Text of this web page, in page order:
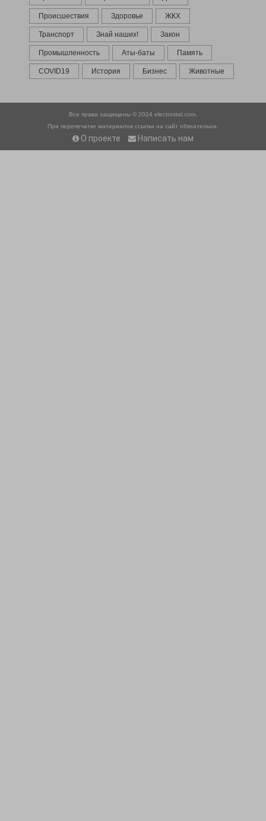
Происшествия Здоровье ЖКХ
Транспорт Знай наших! Закон
Промышленность Аты-баты Память
COVID19 История Бизнес Животные
Все права защищены © 2024 electrostal.com.
При перепечатке материалов ссылка на сайт обязательна.
О проекте Написать нам